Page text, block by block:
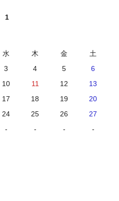
1
水 木 金
土
3 4 5
6
10 11 12
13
17 18 19
20
24 25 26
27
- - - -